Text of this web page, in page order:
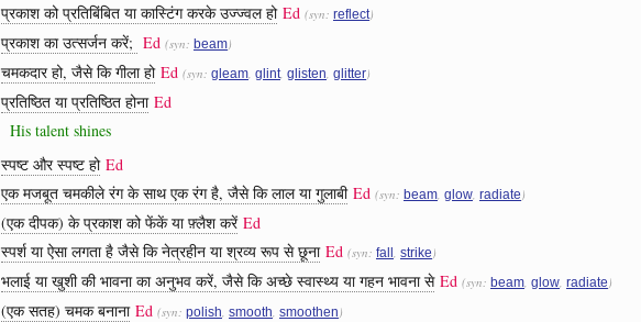
प्रकाश को प्रतिबिंबित या कास्टिंग करके उज्ज्वल हो Ed (syn: reflect)
प्रकाश का उत्सर्जन करें; Ed (syn: beam)
चमकदार हो, जैसे कि गीला हो Ed (syn: gleam, glint, glisten, glitter)
प्रतिष्ठित या प्रतिष्ठित होना Ed
His talent shines
स्पष्ट और स्पष्ट हो Ed
एक मजबूत चमकीले रंग के साथ एक रंग है, जैसे कि लाल या गुलाबी Ed (syn: beam, glow, radiate)
(एक दीपक) के प्रकाश को फेंकें या फ़्लैश करें Ed
स्पर्श या ऐसा लगता है जैसे कि नेत्रहीन या श्रव्य रूप से छूना Ed (syn: fall , strike)
भलाई या खुशी की भावना का अनुभव करें, जैसे कि अच्छे स्वास्थ्य या गहन भावना से Ed (syn: beam, glow, radiate)
(एक सतह) चमक बनाना Ed (syn: polish, smooth, smoothen)